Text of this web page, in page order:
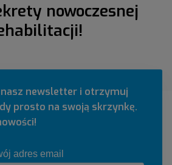
nowoczesnej
nasz newsletter i otrzymuj
prosto na swoją skrzynkę.